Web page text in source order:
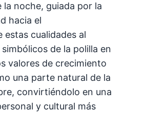
noche, guiada por la
hacia el
cualidades al
de la polilla en
valores de crecimiento
una parte natural de la
convirtiéndolo en una
y cultural más